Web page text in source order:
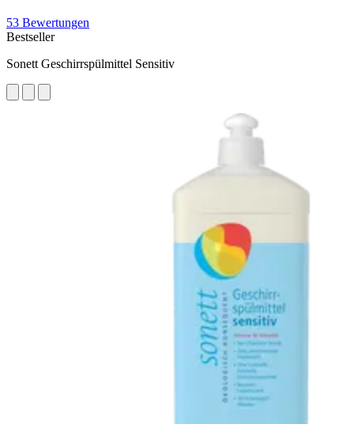
53 Bewertungen
Bestseller
Sonett Geschirrspülmittel Sensitiv